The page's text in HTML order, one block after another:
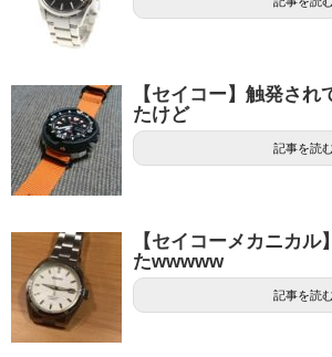
【セイコー】触発され
たけど
記事を読
【セイコーメカニカル
たwwwww
記事を読